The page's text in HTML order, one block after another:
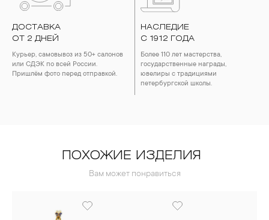
ДОСТАВКА
ОТ 2 ДНЕЙ
Курьер, самовывоз из 50+ салонов
или СДЭК по всей России.
Пришлём фото перед отправкой.
НАСЛЕДИЕ
С 1912 ГОДА
Более 110 лет мастерства,
государственные награды,
ювелиры с традициями
петербургской школы.
ПОХОЖИЕ ИЗДЕЛИЯ
Вам может понравиться